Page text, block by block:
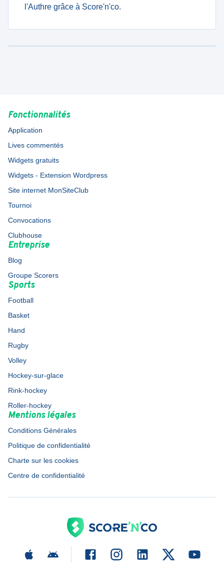
l'Authre grâce à Score'n'co.
Fonctionnalités
Application
Lives commentés
Widgets gratuits
Widgets - Extension Wordpress
Site internet MonSiteClub
Tournoi
Convocations
Clubhouse
Entreprise
Blog
Groupe Scorers
Sports
Football
Basket
Hand
Rugby
Volley
Hockey-sur-glace
Rink-hockey
Roller-hockey
Mentions légales
Conditions Générales
Politique de confidentialité
Charte sur les cookies
Centre de confidentialité